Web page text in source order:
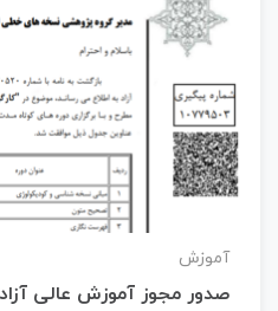
آموزش
صدور مجوز آموزش عالی